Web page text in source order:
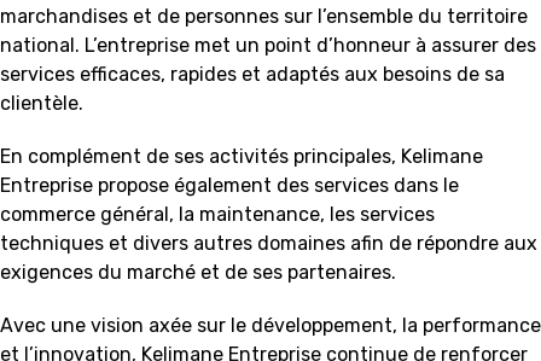
marchandises et de personnes sur l’ensemble du territoire
national. L’entreprise met un point d’honneur à assurer des
services efficaces, rapides et adaptés aux besoins de sa
clientèle.
En complément de ses activités principales, Kelimane
Entreprise propose également des services dans le
commerce général, la maintenance, les services
techniques et divers autres domaines afin de répondre aux
exigences du marché et de ses partenaires.
Avec une vision axée sur le développement, la performance
et l’innovation, Kelimane Entreprise continue de renforcer